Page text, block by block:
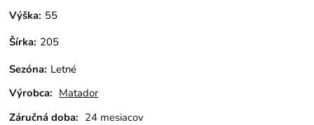
Výška: 55
Šírka: 205
Sezóna: Letné
Výrobca: Matador
Záručná doba: 24 mesiacov